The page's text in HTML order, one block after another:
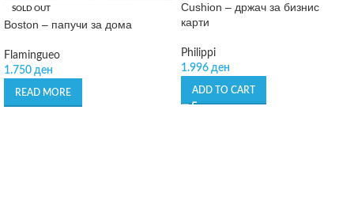
SOLD OUT
Boston – папучи за дома
Flamingueo
1.750 ден
READ MORE
Cushion – држач за бизнис
карти
Philippi
1.996 ден
ADD TO CART